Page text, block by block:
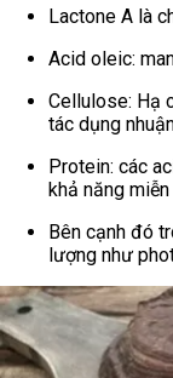
Lactone A là
Acid oleic:
Cellulose: Hạ
tác dụng
Protein: các
khả năng
Bên cạnh đó
lượng như